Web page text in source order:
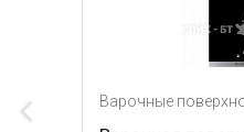
Варочные